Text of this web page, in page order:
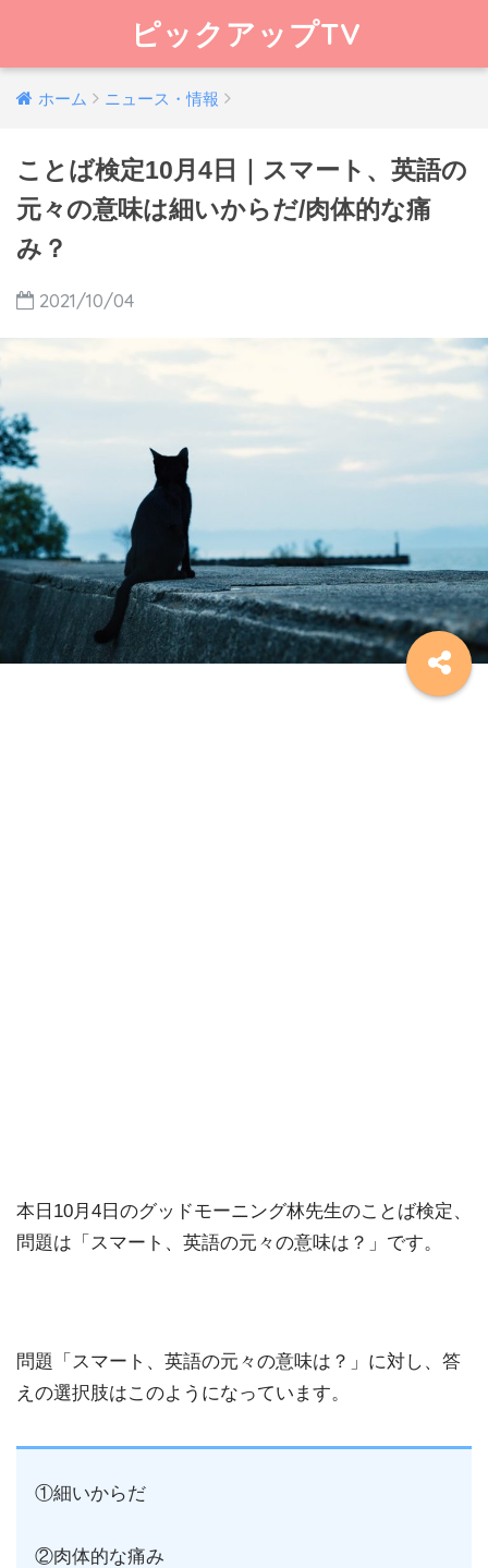
ピックアップTV
ホーム ニュース・情報
ことば検定10月4日｜スマート、英語の
元々の意味は細いからだ/肉体的な痛
み？
2021/10/04
本日10月4日のグッドモーニング林先生のことば検定、
問題は「スマート、英語の元々の意味は？」です。
問題「スマート、英語の元々の意味は？」に対し、答
えの選択肢はこのようになっています。
①細いからだ
②肉体的な痛み